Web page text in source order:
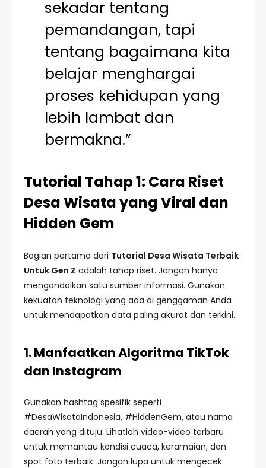
sekadar tentang
pemandangan, tapi
tentang bagaimana kita
belajar menghargai
proses kehidupan yang
lebih lambat dan
bermakna.”
Tutorial Tahap 1: Cara Riset
Desa Wisata yang Viral dan
Hidden Gem
Bagian pertama dari Tutorial Desa Wisata Terbaik
Untuk Gen Z adalah tahap riset. Jangan hanya
mengandalkan satu sumber informasi. Gunakan
kekuatan teknologi yang ada di genggaman Anda
untuk mendapatkan data paling akurat dan terkini.
1. Manfaatkan Algoritma TikTok
dan Instagram
Gunakan hashtag spesifik seperti
#DesaWisataIndonesia, #HiddenGem, atau nama
daerah yang dituju. Lihatlah video-video terbaru
untuk memantau kondisi cuaca, keramaian, dan
spot foto terbaik. Jangan lupa untuk mengecek